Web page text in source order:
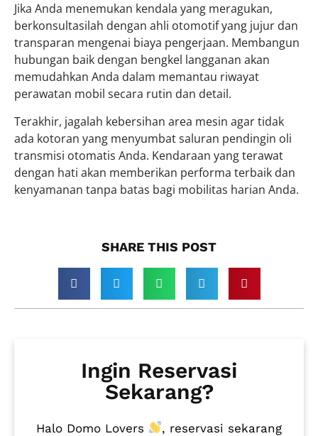
Jika Anda menemukan kendala yang meragukan,
berkonsultasilah dengan ahli otomotif yang jujur dan
transparan mengenai biaya pengerjaan. Membangun
hubungan baik dengan bengkel langganan akan
memudahkan Anda dalam memantau riwayat
perawatan mobil secara rutin dan detail.
Terakhir, jagalah kebersihan area mesin agar tidak
ada kotoran yang menyumbat saluran pendingin oli
transmisi otomatis Anda. Kendaraan yang terawat
dengan hati akan memberikan performa terbaik dan
kenyamanan tanpa batas bagi mobilitas harian Anda.
SHARE THIS POST​
Ingin Reservasi
Sekarang?
Halo Domo Lovers
, reservasi sekarang